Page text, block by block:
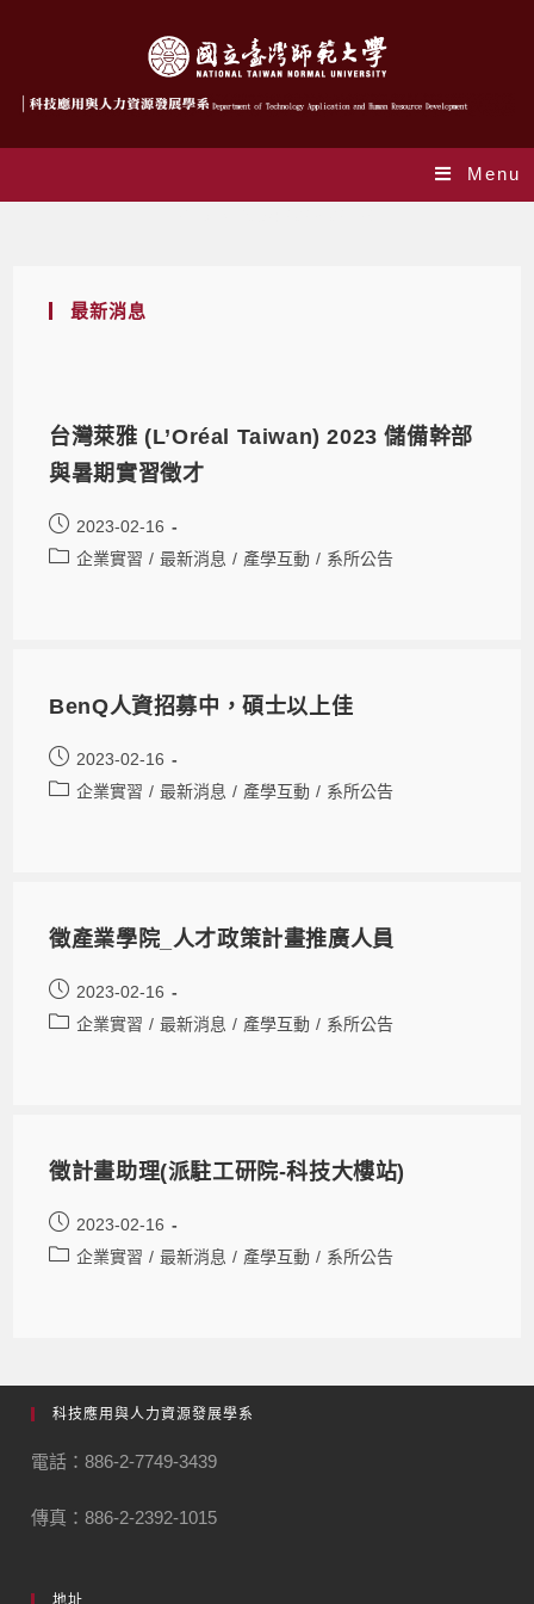
Menu
最新消息
台灣萊雅 (L’Oréal Taiwan) 2023 儲備幹部
與暑期實習徵才
2023-02-16
企業實習 / 最新消息 / 產學互動 / 系所公告
BenQ人資招募中，碩士以上佳
2023-02-16
企業實習 / 最新消息 / 產學互動 / 系所公告
徵產業學院_人才政策計畫推廣人員
2023-02-16
企業實習 / 最新消息 / 產學互動 / 系所公告
徵計畫助理(派駐工研院-科技大樓站)
2023-02-16
企業實習 / 最新消息 / 產學互動 / 系所公告
科技應用與人力資源發展學系
電話：886-2-7749-3439
傳真：886-2-2392-1015
地址